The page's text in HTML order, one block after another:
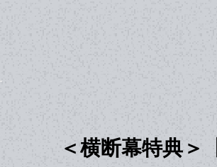
＜横断幕特典＞